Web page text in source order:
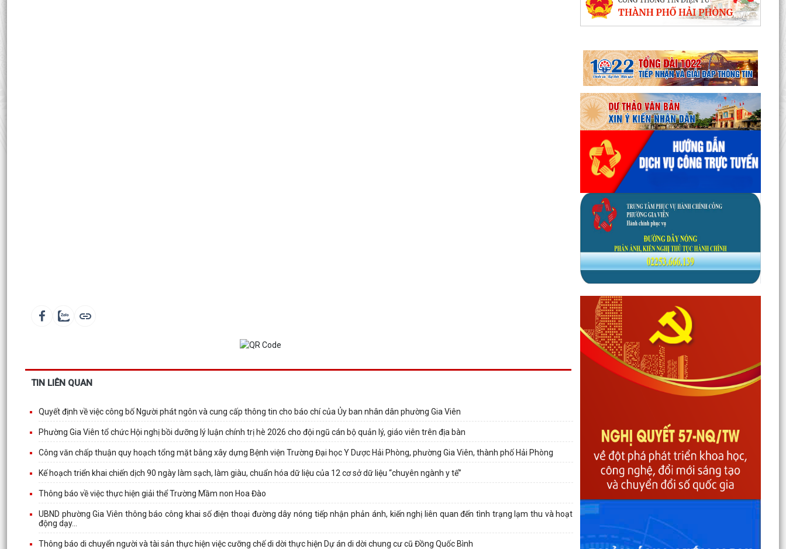
TIN LIÊN QUAN
Quyết định về việc công bố Người phát ngôn và cung cấp thông tin cho báo chí của Ủy ban nhân dân phường Gia Viên
Phường Gia Viên tổ chức Hội nghị bồi dưỡng lý luận chính trị hè 2026 cho đội ngũ cán bộ quản lý, giáo viên trên địa bàn
Công văn chấp thuận quy hoạch tổng mặt bằng xây dựng Bệnh viện Trường Đại học Y Dược Hải Phòng, phường Gia Viên, thành phố Hải Phòng
Kế hoạch triển khai chiến dịch 90 ngày làm sạch, làm giàu, chuẩn hóa dữ liệu của 12 cơ sở dữ liệu “chuyên ngành y tế”
Thông báo về việc thực hiện giải thể Trường Mầm non Hoa Đào
UBND phường Gia Viên thông báo công khai số điện thoại đường dây nóng tiếp nhận phản ánh, kiến nghị liên quan đến tình trạng lạm thu và hoạt
động dạy...
Thông báo di chuyển người và tài sản thực hiện việc cưỡng chế di dời thực hiện Dự án di dời chung cư cũ Đồng Quốc Bình
Phường Gia Viên tổ chức Hội nghị Bốc thăm di
chuyển các hộ dân tại 48 chung cư cũ Đồng
Quốc Bình và...
Phường Gia Viên dự trực tuyến Phiên họp thứ tư
Ban Chỉ đạo của Chính phủ về phát triển khoa
học,...
Phường Gia Viên dự Hội nghị trực tuyến triển